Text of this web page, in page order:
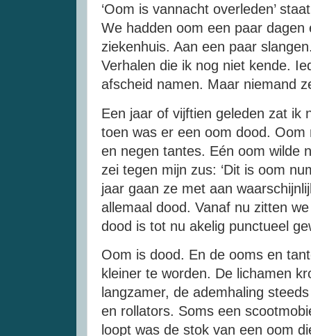
‘Oom is vannacht overleden’
We hadden oom een paar
ziekenhuis. Aan een paar
Verhalen die ik nog niet kende.
afscheid namen. Maar niemand
Een jaar of vijftien geleden zat ik
toen was er een oom dood.
en negen tantes. Eén oom wilde
zei tegen mijn zus: ‘Dit is oom
jaar gaan ze met aan
allemaal dood. Vanaf nu zitten
dood is tot nu akelig punctueel
Oom is dood. En de ooms en
kleiner te worden. De lichamen
langzamer, de ademhaling
en rollators. Soms een
loopt was de stok van een oom